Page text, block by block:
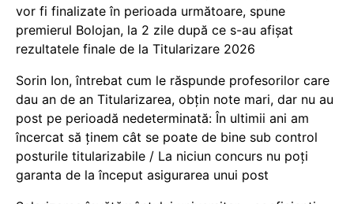
vor fi finalizate în perioada următoare, spune
premierul Bolojan, la 2 zile după ce s-au afișat
rezultatele finale de la Titularizare 2026
Sorin Ion, întrebat cum le răspunde profesorilor care
dau an de an Titularizarea, obțin note mari, dar nu au
post pe perioadă nedeterminată: În ultimii ani am
încercat să ținem cât se poate de bine sub control
posturile titularizabile / La niciun concurs nu poți
garanta de la început asigurarea unui post